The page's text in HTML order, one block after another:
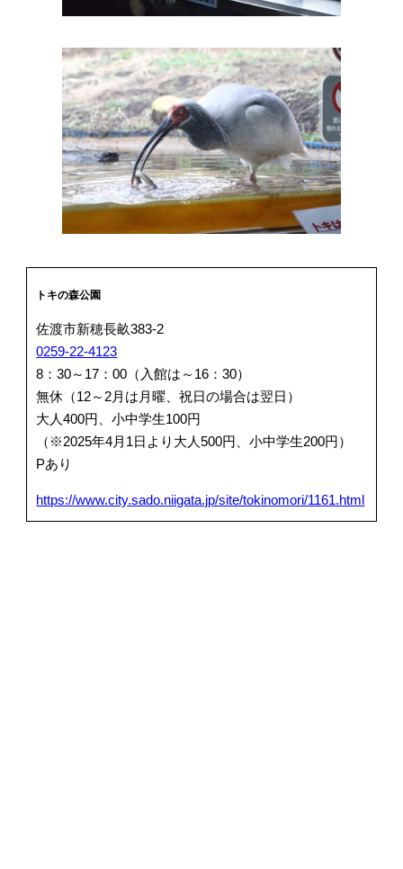
トキの森公園
佐渡市新穂長畝383-2
0259-22-4123
8：30～17：00（入館は～16：30）
無休（12～2月は月曜、祝日の場合は翌日）
大人400円、小中学生100円
（※2025年4月1日より大人500円、小中学生200円）
Pあり
https://www.city.sado.niigata.jp/site/tokinomori/1161.html